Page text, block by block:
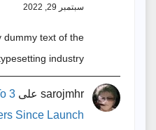
سبتمبر 29, 2022
dummy text of the
industry.
sarojmhr على 3
Since Launch